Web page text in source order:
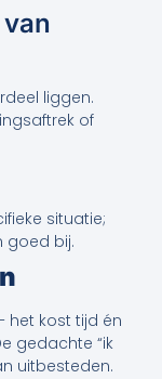
liggen.
of
situatie;
goed bij.
het kost tijd én
gedachte “ik
uitbesteden.